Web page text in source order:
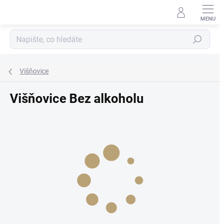
Hledat
Višňovice
Višňovice Bez alkoholu